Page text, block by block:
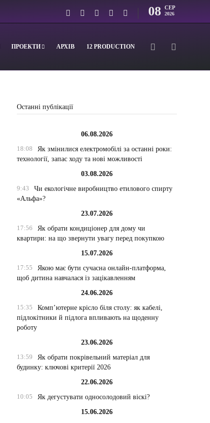
08 СЕР
2026
ПРОЕКТИ АРХІВ 12 PRODUCTION
Останні публікації
06.08.2026
18:08
Як змінилися електромобілі за останні роки:
технології, запас ходу та нові можливості
03.08.2026
9:43
Чи екологічне виробництво етилового спирту
«Альфа»?
23.07.2026
17:56
Як обрати кондиціонер для дому чи
квартири: на що звернути увагу перед покупкою
15.07.2026
17:55
Якою має бути сучасна онлайн-платформа,
щоб дитина навчалася із зацікавленням
24.06.2026
15:35
Комп’ютерне крісло біля столу: як кабелі,
підлокітники й підлога впливають на щоденну
роботу
23.06.2026
13:59
Як обрати покрівельний матеріал для
будинку: ключові критерії 2026
22.06.2026
10:05
Як дегустувати односолодовий віскі?
15.06.2026